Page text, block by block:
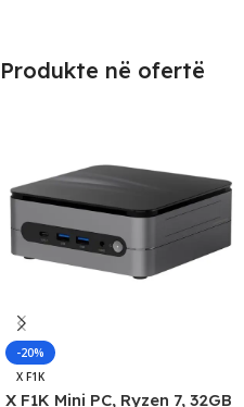
Produkte në ofertë
-20%
X F1K
X F1K Mini PC, Ryzen 7, 32GB